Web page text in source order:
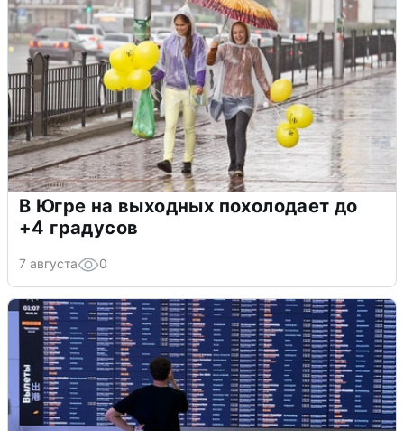
В Югре на выходных похолодает до
+4 градусов
7 августа 0